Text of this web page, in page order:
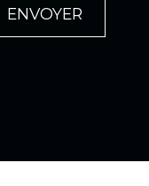
ENVOYER